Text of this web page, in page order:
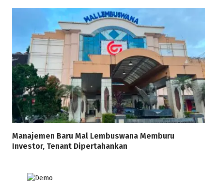
Manajemen Baru Mal Lembuswana Memburu
Investor, Tenant Dipertahankan